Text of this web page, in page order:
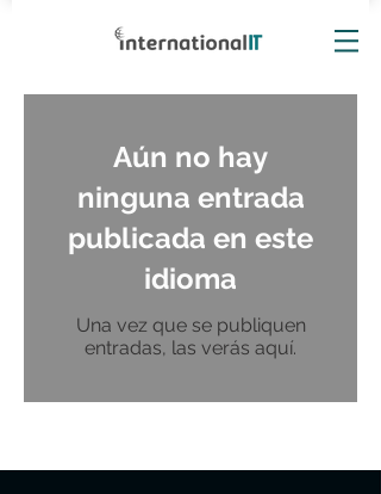
Aún no hay
ninguna entrada
publicada en este
idioma
Una vez que se publiquen
entradas, las verás aquí.